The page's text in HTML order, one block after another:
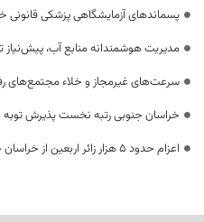
پسماندهای آزمایشگاهی پزشکی
مدیریت هوشمندانه منابع آب، پیش‌نیاز
سرعت‌های غیرمجاز و خلاء مجتمع‌های
خراسان جنوبی رتبه نخست پذیرش
اعزام حدود 5 هزار زائر اربعین از خراسان جنوبی؛ بازگشت‌ها آغاز شد